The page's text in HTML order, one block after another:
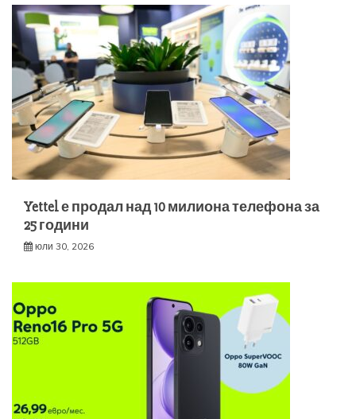
Yettel е продал над 10 милиона телефона за
25 години
юли 30, 2026